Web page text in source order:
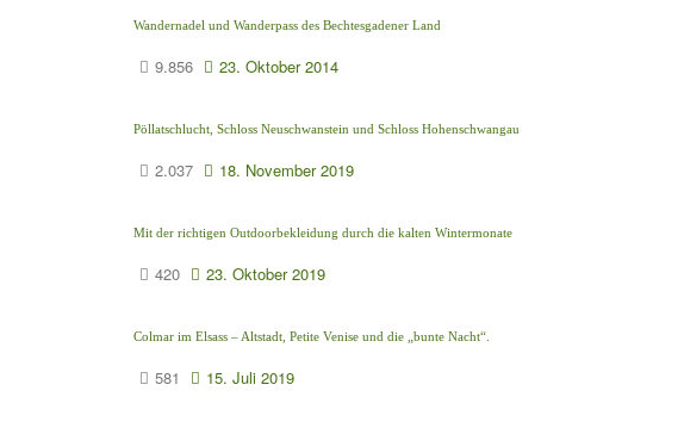
Wandernadel und Wanderpass des Bechtesgadener Land
9.856 23. Oktober 2014
Pöllatschlucht, Schloss Neuschwanstein und Schloss Hohenschwangau
2.037 18. November 2019
Mit der richtigen Outdoorbekleidung durch die kalten Wintermonate
420 23. Oktober 2019
Colmar im Elsass – Altstadt, Petite Venise und die „bunte Nacht“.
581 15. Juli 2019